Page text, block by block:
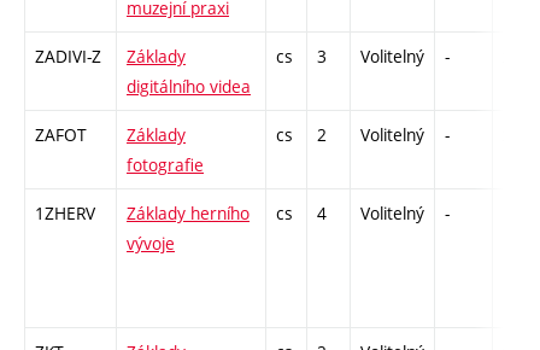
muzejní praxi
ZADIVI-Z
Základy
digitálního videa
cs 3 Volitelný -
ZAFOT
Základy
fotografie
cs 2 Volitelný -
1ZHERV
Základy herního
vývoje
cs 4 Volitelný -